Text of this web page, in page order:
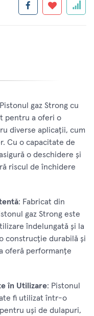
gaz Strong cu
pentru a oferi o
diverse aplicații, cum
Cu o capacitate de
o deschidere și
riscul de închidere
: Fabricat din
gaz Strong este
îndelungată și la
construcție durabilă și
oferă performanțe
în Utilizare: Pistonul
fi utilizat într-o
uși de dulapuri,